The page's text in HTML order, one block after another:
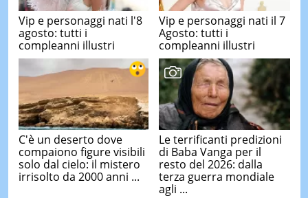
Vip e personaggi nati l'8
agosto: tutti i
compleanni illustri
Vip e personaggi nati il 7
Agosto: tutti i
compleanni illustri
C'è un deserto dove
compaiono figure visibili
solo dal cielo: il mistero
irrisolto da 2000 anni ...
Le terrificanti predizioni
di Baba Vanga per il
resto del 2026: dalla
terza guerra mondiale
agli ...